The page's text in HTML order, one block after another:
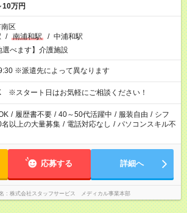
10万円
区
/ 南浦和駅 / 中浦和駅
選べます】介護施設
※派遣先によって異なります
※スタート日はお気軽にご相談ください！
/ 履歴書不要 / 40～50代活躍中 / 服装自由 / シフ
名以上の大量募集 / 電話対応なし / パソコンスキル不
応募する 詳細へ
株式会社スタッフサービス メディカル事業本部